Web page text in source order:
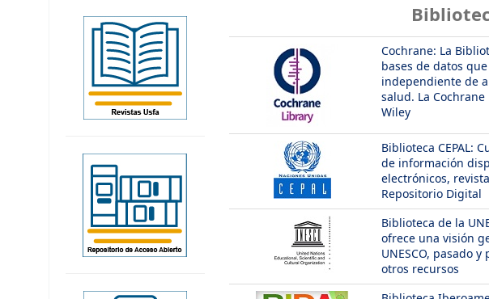
Cochrane: La
bases de datos
independiente de
salud. La
Wiley
Biblioteca CEPAL:
de información
electrónicos,
Repositorio Digital
Biblioteca de la
ofrece una visión
UNESCO, pasado
otros recursos